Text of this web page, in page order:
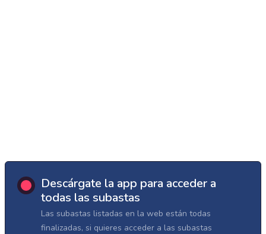
Descárgate la app para acceder a
todas las subastas
Las subastas listadas en la web están todas
finalizadas, si quieres acceder a las subastas